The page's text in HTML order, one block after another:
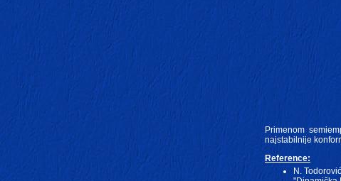
Primenom
najstabilnije
Reference:
N.